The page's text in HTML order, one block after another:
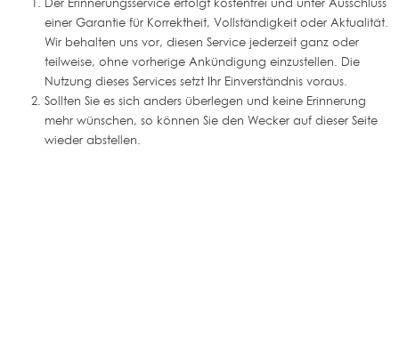
einer Garantie für Korrektheit, Vollständigkeit oder Aktualität.
Wir behalten uns vor, diesen Service jederzeit ganz oder
teilweise, ohne vorherige Ankündigung einzustellen. Die
Nutzung dieses Services setzt Ihr Einverständnis voraus.
Sollten Sie es sich anders überlegen und keine Erinnerung
mehr wünschen, so können Sie den Wecker auf dieser Seite
wieder abstellen.